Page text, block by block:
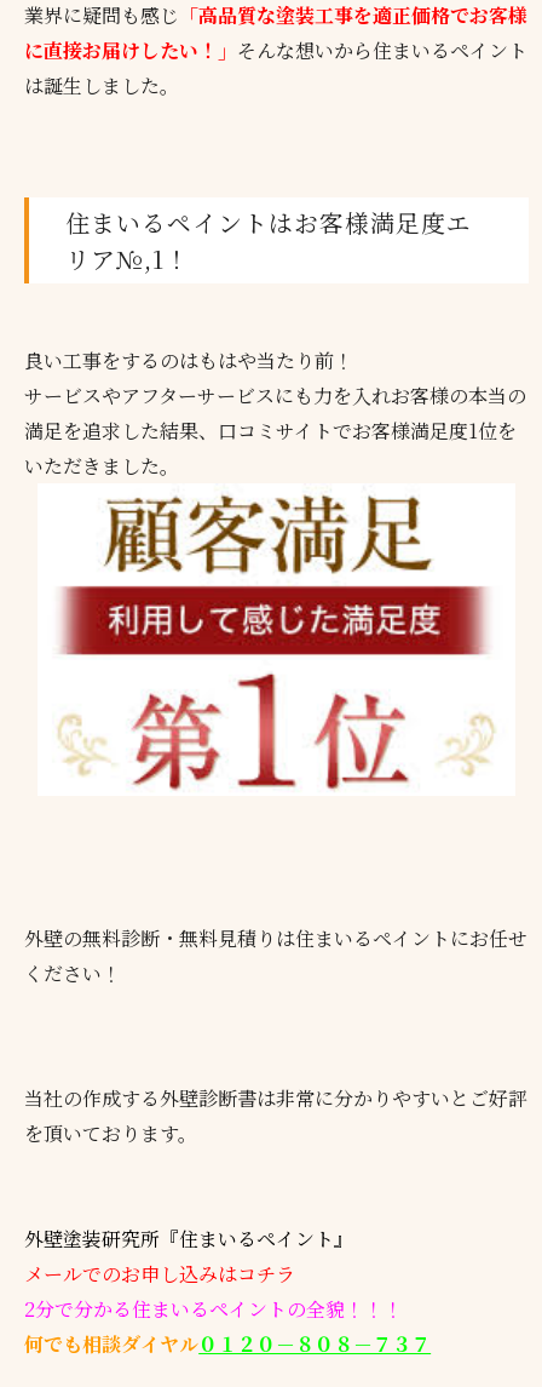
業界に疑問も感じ 「高品質な塗装工事を適正価格でお客様
に直接お届けしたい！」 そんな想いから住まいるペイント
は誕生しました。
住まいるペイントはお客様満足度エ
リア№,1！
良い工事をするのはもはや当たり前！
サービスやアフターサービスにも力を入れお客様の本当の
満足を追求した結果、口コミサイトでお客様満足度1位を
いただきました。
外壁の無料診断・無料見積りは住まいるペイントにお任せ
ください！
当社の作成する外壁診断書は非常に分かりやすいとご好評
を頂いております。
外壁塗装研究所『住まいるペイント』
メールでのお申し込みはコチラ
2分で分かる住まいるペイントの全貌！！！
何でも相談ダイヤル０１２０－８０８－７３７